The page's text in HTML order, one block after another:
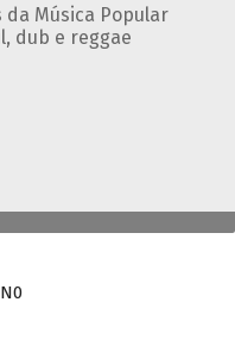
Música Popular
dub e reggae